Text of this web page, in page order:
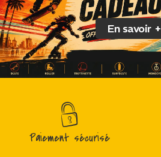
En savoir +
Paiement sécurisé